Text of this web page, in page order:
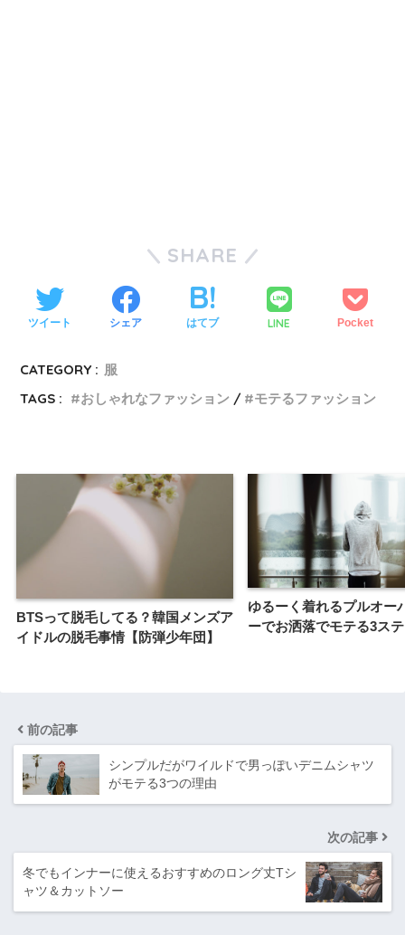
SHARE
ツイート シェア はてブ LINE Pocket
CATEGORY : 服
TAGS :
おしゃれなファッション モテるファッション
BTSって脱毛してる？韓国メンズア
イドルの脱毛事情【防弾少年団】
ゆるーく着れるプルオー
ーでお洒落でモテる3ス
前の記事
シンプルだがワイルドで男っぽいデニムシャツ
がモテる3つの理由
次の記事
冬でもインナーに使えるおすすめのロング丈Tシ
ャツ＆カットソー